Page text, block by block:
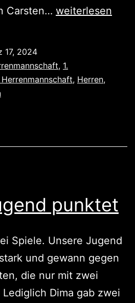
Carsten… Die
dem
Weg
weiterlesen
17, 2024
, 1.
Herrenmannschaft, Herren,
punktet
Spiele. Unsere Jugend
und gewann gegen
die nur mit zwei
Dima gab zwei